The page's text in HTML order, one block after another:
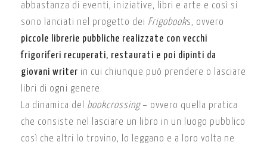
abbastanza di eventi, iniziative, libri e arte e così si
sono lanciati nel progetto dei Frigobooks, ovvero
piccole librerie pubbliche realizzate con vecchi
frigoriferi recuperati, restaurati e poi dipinti da
giovani writer in cui chiunque può prendere o lasciare
libri di ogni genere.
La dinamica del bookcrossing– ovvero quella pratica
che consiste nel lasciare un libro in un luogo pubblico
così che altri lo trovino, lo leggano e a loro volta ne